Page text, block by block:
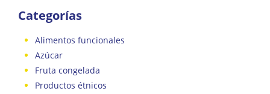
Categorías
Alimentos funcionales
Azúcar
Fruta congelada
Productos étnicos